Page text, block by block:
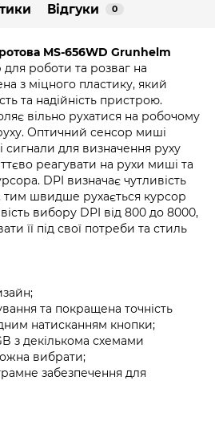
Відгуки 0
MS-656WD Grunhelm
роботи та розваг на
з міцного пластику, який
та надійність пристрою.
вільно рухатися на робочому
Оптичний сенсор миші
сигнали для визначення руху
реагувати на рухи миші та
DPI визначає чутливість
швидше рухається курсор
вибору DPI від 800 до 8000,
її під свої потреби та стиль
та покращена точність
натисканням кнопки;
з декількома схемами
вибрати;
забезпечення для